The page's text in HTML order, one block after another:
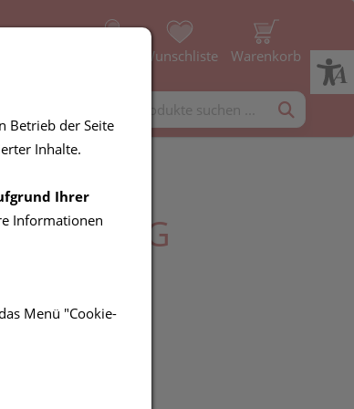
Wunschliste Warenkorb
450 G
Betrieb der Seite
Inhalte.
Ihrer
Informationen
Menü "Cookie-